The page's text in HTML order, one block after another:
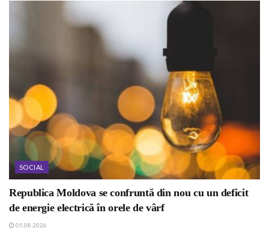
SOCIAL
Republica Moldova se confruntă din nou cu un deficit
de energie electrică în orele de vârf
05.08.2026